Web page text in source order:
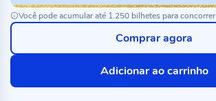
Você pode acumular até 1.250 bilhetes para concorrer
Adicionar ao carrinho
Comprar agora